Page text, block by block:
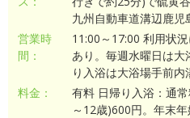
九州自動車道溝辺鹿児
営業時
間：
11:00～17:00 利用状
あり。毎週水曜日は
り入浴は大浴場手前
料金：
有料 日帰り入浴：通
～12歳)600円。年末